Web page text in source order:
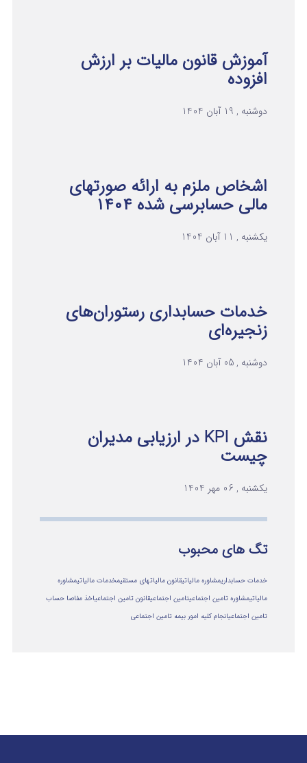
آموزش قانون مالیات بر ارزش
افزوده
دوشنبه , 19 آبان 1404
اشخاص ملزم به ارائه صورتهای
مالی حسابرسی شده ۱۴۰۴
یکشنبه , 11 آبان 1404
خدمات حسابداری رستوران‌های
زنجیره‌ای
دوشنبه , 05 آبان 1404
نقش KPI در ارزیابی مدیران
چیست
یکشنبه , 06 مهر 1404
تگ های محبوب
خدمات حسابداریمشاوره مالیاتیقانون مالیاتهای مستقیمخدمات مالیاتیمشاوره
مالياتيمشاوره تامین اجتماعیتامین اجتماعیقانون تامین اجتماعیاخذ مفاصا حساب
تامین اجتماعیانجام کلیه امور بیمه تامین اجتماعی